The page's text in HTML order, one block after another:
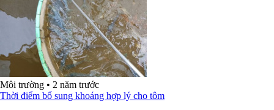
Môi trường • 2 năm trước
Thời điểm bổ sung khoáng hợp lý cho tôm